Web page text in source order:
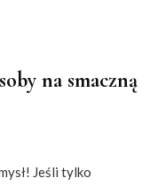
na smaczną
Jeśli tylko